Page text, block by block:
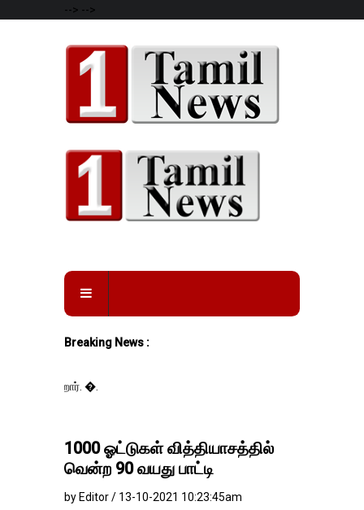
--> -->
Breaking News :
1000 ஓட்டுகள் வித்தியாசத்தில்
வென்ற 90 வயது பாட்டி
by Editor / 13-10-2021 10:23:45am